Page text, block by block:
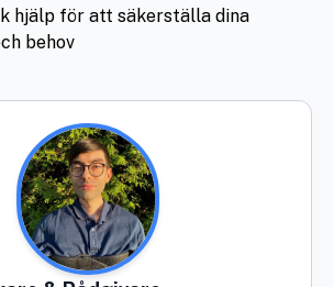
hjälp för att säkerställa dina
behov